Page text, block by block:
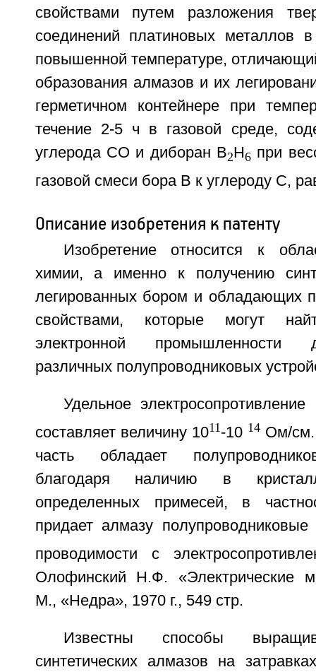
свойствами путем разложения
соединений платиновых металлов
повышенной температуре,
образования алмазов и их
герметичном контейнере при
течение 2-5 ч в газовой среде,
углерода СО и диборан В2H6 при
газовой смеси бора В к углероду С,
Описание изобретения к патенту
Изобретение относится к
химии, а именно к получению
легированных бором и обладающих
свойствами, которые могут
электронной промышленности
различных полупроводниковых
Удельное
составляет величину 1011 -10 14Ом/см.
часть обладает
благодаря наличию в
определенных примесей, в
придает алмазу
проводимости с
Олофинский Н.Ф. «Электрические
М., «Недра», 1970 г., 549 стр.
Известны способы
синтетических алмазов на